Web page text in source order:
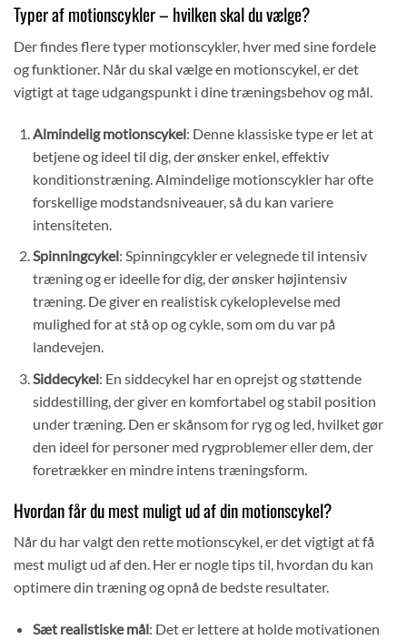
Typer af motionscykler – hvilken skal du vælge?
Der findes flere typer motionscykler, hver med sine fordele
og funktioner. Når du skal vælge en motionscykel, er det
vigtigt at tage udgangspunkt i dine træningsbehov og mål.
Almindelig motionscykel: Denne klassiske type er let at
betjene og ideel til dig, der ønsker enkel, effektiv
konditionstræning. Almindelige motionscykler har ofte
forskellige modstandsniveauer, så du kan variere
intensiteten.
Spinningcykel: Spinningcykler er velegnede til intensiv
træning og er ideelle for dig, der ønsker højintensiv
træning. De giver en realistisk cykeloplevelse med
mulighed for at stå op og cykle, som om du var på
landevejen.
Siddecykel: En siddecykel har en oprejst og støttende
siddestilling, der giver en komfortabel og stabil position
under træning. Den er skånsom for ryg og led, hvilket gør
den ideel for personer med rygproblemer eller dem, der
foretrækker en mindre intens træningsform.
Hvordan får du mest muligt ud af din motionscykel?
Når du har valgt den rette motionscykel, er det vigtigt at få
mest muligt ud af den. Her er nogle tips til, hvordan du kan
optimere din træning og opnå de bedste resultater.
Sæt realistiske mål: Det er lettere at holde motivationen